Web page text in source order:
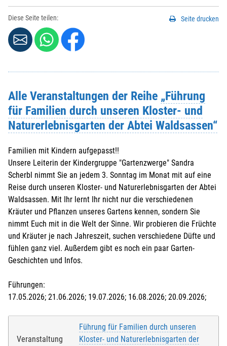
Diese Seite teilen: Seite drucken
Alle Veranstaltungen der Reihe „Führung
für Familien durch unseren Kloster- und
Naturerlebnisgarten der Abtei Waldsassen“
Familien mit Kindern aufgepasst!!
Unsere Leiterin der Kindergruppe "Gartenzwerge" Sandra
Scherbl nimmt Sie an jedem 3. Sonntag im Monat mit auf eine
Reise durch unseren Kloster- und Naturerlebnisgarten der Abtei
Waldsassen. Mit Ihr lernt Ihr nicht nur die verschiedenen
Kräuter und Pflanzen unseres Gartens kennen, sondern Sie
nimmt Euch mit in die Welt der Sinne. Wir probieren die Früchte
und Kräuter je nach Jahreszeit, suchen verschiedene Düfte und
fühlen ganz viel. Außerdem gibt es noch ein paar Garten-
Geschichten und Infos.
Führungen:
17.05.2026; 21.06.2026; 19.07.2026; 16.08.2026; 20.09.2026;
Veranstaltung
Führung für Familien durch unseren
Kloster- und Naturerlebnisgarten der